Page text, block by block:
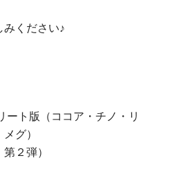
みください♪
ート版（ココア・チノ・リ
グ）
２弾）